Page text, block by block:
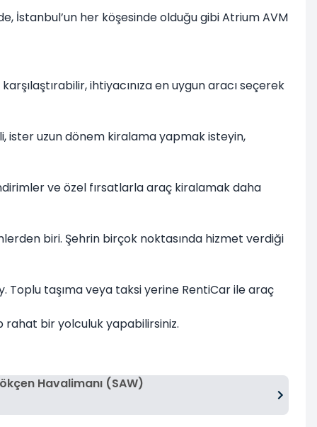
İstanbul’un her köşesinde olduğu gibi Atrium AVM
ihtiyacınıza en uygun aracı seçerek
ister uzun dönem kiralama yapmak isteyin,
ve özel fırsatlarla araç kiralamak daha
biri. Şehrin birçok noktasında hizmet verdiği
Toplu taşıma veya taksi yerine RentiCar ile araç
rahat bir yolculuk yapabilirsiniz.
Havalimanı (SAW)